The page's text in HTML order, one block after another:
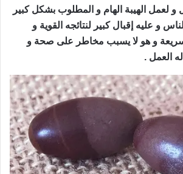
و لعمل الهيبة الهام و المطلوب بشكل كبير
و عليه إقبال كبير لنتائجه القوية و
السريعة و هو لا يسبب مخاطر على صحة و
العمل .